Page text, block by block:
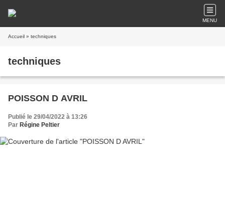
MENU
Accueil » techniques
techniques
POISSON D AVRIL
Publié le 29/04/2022 à 13:26
Par Régine Peltier